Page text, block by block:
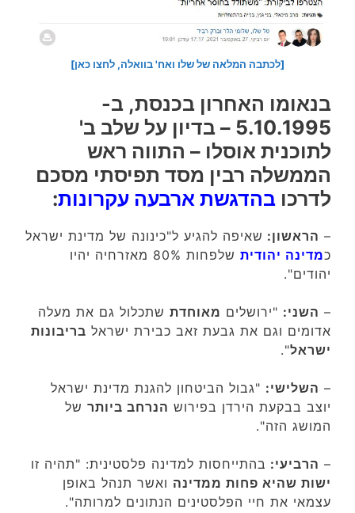
[לכתבה המלאה של שלו ואח' בוואלה, לחצו כאן]
בנאומו האחרון בכנסת, ב-
5.10.1995 – בדיון על שלב ב'
לתוכנית אוסלו – התווה ראש
הממשלה רבין מסד תפיסתי מסכם
לדרכו בהדגשת ארבעה עקרונות:
– הראשון: שאיפה להגיע ל"כינונה של מדינת ישראל
כמדינה יהודית
שלפחות 80% מאזרחיה יהיו
יהודים".
– השני: "ירושלים מאוחדת שתכלול גם את מעלה
אדומים וגם את גבעת זאב כבירת ישראל בריבונות
ישראל".
– השלישי: "גבול הביטחון להגנת מדינת ישראל
יוצב בבקעת הירדן בפירוש הנרחב ביותר של
המושג הזה".
– הרביעי: בהתייחסות למדינה פלסטינית: "תהיה זו
ישות שהיא פחות ממדינה ואשר תנהל באופן
עצמאי את חיי הפלסטינים הנתונים למרותה".